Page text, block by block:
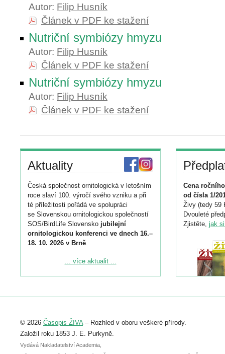
Autor: Filip Husník
Článek v PDF ke stažení
Nutriční symbiózy hmyzu
Autor: Filip Husník
Článek v PDF ke stažení
Nutriční symbiózy hmyzu
Autor: Filip Husník
Článek v PDF ke stažení
Aktuality
Česká společnost ornitologická v letošním
roce slaví 100. výročí svého vzniku a při
té příležitosti pořádá ve spolupráci
se Slovenskou ornitologickou společností
SOS/BirdLife Slovensko jubilejní
ornitologickou konferenci ve dnech 16.–
18. 10. 2026 v Brně.
Podrobnější informace ke konferenci
Registrovat se můžete do 6. září.
abstraktu přihlášené přednášky nebo
posteru je už 30. června.
... více aktualit ...
Cena
od čísla 1/
Živy (tedy 59
Dvouleté
Zjistěte, jak
© 2026 Časopis ŽIVA– Rozhled v oboru veškeré přírody.
Založil roku 1853 J. E. Purkyně.
Vydává Nakladatelství Academia,